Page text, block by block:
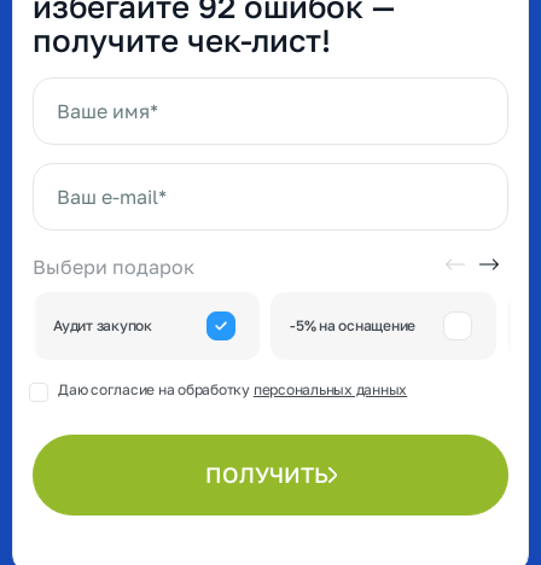
получите чек-лист!
Выбери подарок
Аудит закупок -5% на оснащение
Даю согласие на обработку персональных данных
ПОЛУЧИТЬ